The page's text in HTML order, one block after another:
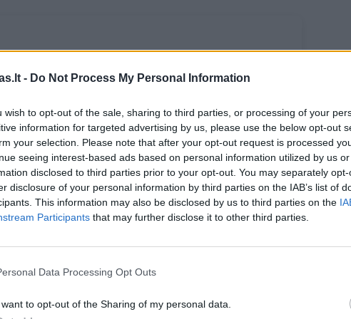
- Do Not Process My Personal Information
wish to opt-out of the sale, sharing to third parties, or processing of your
information for targeted advertising by us, please use the below opt-out
your selection. Please note that after your opt-out request is processed
seeing interest-based ads based on personal information utilized by us
disclosed to third parties prior to your opt-out. You may separately
disclosure of your personal information by third parties on the IAB’s list of
This information may also be disclosed by us to third parties on the
Participants that may further disclose it to other third parties.
Data Processing Opt Outs
want to opt-out of the Sharing of my personal data.
Plečiamas
jungtinio
traukinio ir
miesto
pradeda veikti